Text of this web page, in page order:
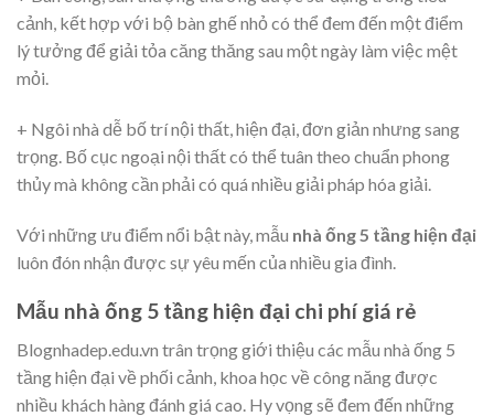
cảnh, kết hợp với bộ bàn ghế nhỏ có thể đem đến một điểm
lý tưởng để giải tỏa căng thăng sau một ngày làm việc mệt
mỏi.
+ Ngôi nhà dễ bố trí nội thất, hiện đại, đơn giản nhưng sang
trọng. Bố cục ngoại nội thất có thể tuân theo chuẩn phong
thủy mà không cần phải có quá nhiều giải pháp hóa giải.
Với những ưu điểm nổi bật này, mẫu nhà ống 5 tầng hiện đại
luôn đón nhận được sự yêu mến của nhiều gia đình.
Mẫu nhà ống 5 tầng hiện đại chi phí giá rẻ
Blognhadep.edu.vn trân trọng giới thiệu các mẫu nhà ống 5
tầng hiện đại về phối cảnh, khoa học về công năng được
nhiều khách hàng đánh giá cao. Hy vọng sẽ đem đến những